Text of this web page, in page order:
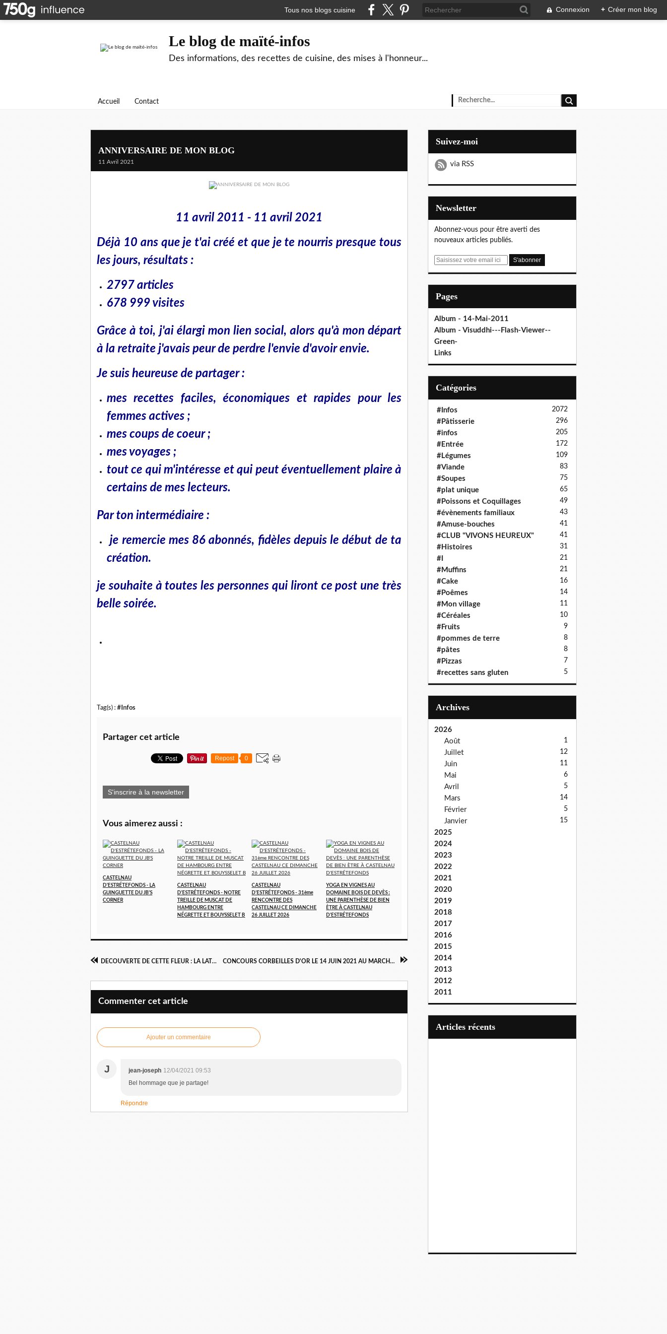
Tous nos blogs cuisine Connexion + Créer mon blog
Le blog de maïté-infos
Des informations, des recettes de cuisine, des mises à l'honneur...
Accueil Contact
ANNIVERSAIRE DE MON BLOG
11 Avril 2021
11 avril 2011 - 11 avril 2021
Déjà 10 ans que je t'ai créé et que je te nourris presque tous
les jours, résultats :
2797 articles
678 999 visites
Grâce à toi, j'ai élargi mon lien social, alors qu'à mon départ
à la retraite j'avais peur de perdre l'envie d'avoir envie.
Je suis heureuse de partager :
mes recettes faciles, économiques et rapides pour les
femmes actives ;
mes coups de coeur ;
mes voyages ;
tout ce qui m'intéresse et qui peut éventuellement plaire à
certains de mes lecteurs.
Par ton intermédiaire :
je remercie mes 86 abonnés, fidèles depuis le début de ta
création.
je souhaite à toutes les personnes qui liront ce post une très
belle soirée.
Tag(s) : #Infos
Partager cet article
Repost 0
S'inscrire à la newsletter
Vous aimerez aussi :
CASTELNAU
D'ESTRÉTEFONDS - LA
GUINGUETTE DU JB'S
CORNER
CASTELNAU
D'ESTRÉTEFONDS - NOTRE
TREILLE DE MUSCAT DE
HAMBOURG ENTRE
NÉGRETTE ET BOUYSSELET B
CASTELNAU
D'ESTRÉTEFONDS - 31ème
RENCONTRE DES
CASTELNAU CE DIMANCHE
26 JUILLET 2026
YOGA EN VIGNES AU
DOMAINE BOIS DE DEVÈS :
UNE PARENTHÈSE DE BIEN
ÈTRE À CASTELNAU
D'ESTRÉTEFONDS
DECOUVERTE DE CETTE FLEUR : LA LATHREE CLANDESTINA CONCOURS CORBEILLES D'OR LE 14 JUIN 2021 AU MARCHE DE GROS DE LYON-CORBAS
Commenter cet article
Ajouter un commentaire
J jean-joseph 12/04/2021 09:53
Bel hommage que je partage!
Répondre
Suivez-moi
via RSS
Newsletter
Abonnez-vous pour être averti des
nouveaux articles publiés.
E
Pages
Album - 14-Mai-2011
Album - Visuddhi---Flash-Viewer--
Green-
Links
Catégories
#Infos 2072
#Pâtisserie 296
#infos 205
#Entrée 172
#Légumes 109
#Viande 83
#Soupes 75
#plat unique 65
#Poissons et Coquillages 49
#évènements familiaux 43
#Amuse-bouches 41
#CLUB "VIVONS HEUREUX" 41
#Histoires 31
#I 21
#Muffins 21
#Cake 16
#Poêmes 14
#Mon village 11
#Céréales 10
#Fruits 9
#pommes de terre 8
#pâtes 8
#Pizzas 7
#recettes sans gluten 5
Archives
2026
Août
1
Juillet 12
Juin 11
Mai 6
Avril 5
Mars 14
Février 5
Janvier 15
2025
2024
2023
2022
2021
2020
2019
2018
2017
2016
2015
2014
2013
2012
2011
articles récents